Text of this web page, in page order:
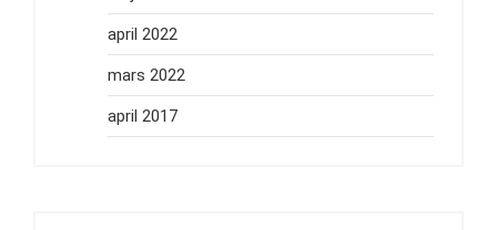
april 2022
mars 2022
april 2017